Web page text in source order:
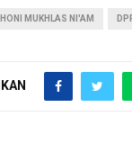
MUKHLAS NI'AM